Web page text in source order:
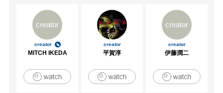
creator
creator
MITCH IKEDA
creator
平賀淳
creator
creator
伊藤潤二